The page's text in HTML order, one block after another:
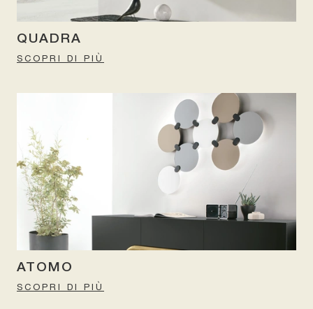
QUADRA
SCOPRI DI PIÙ
ATOMO
SCOPRI DI PIÙ